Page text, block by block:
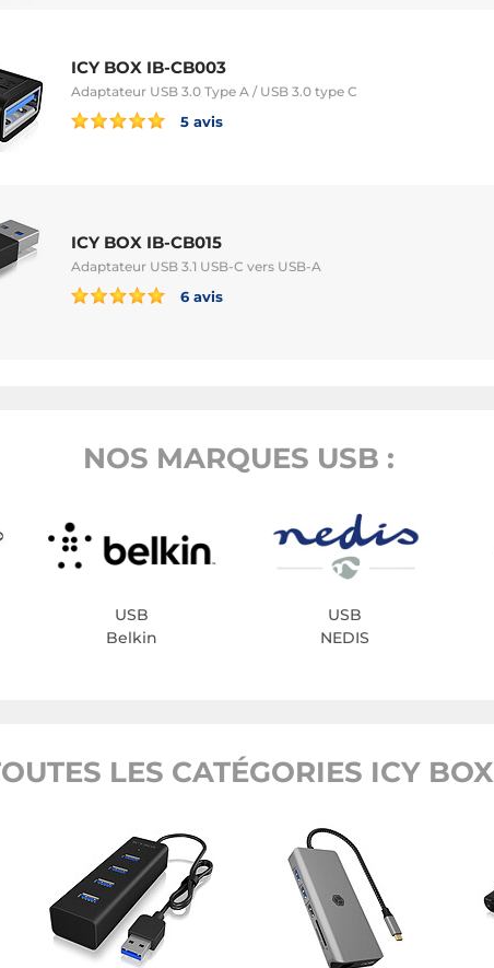
ICY BOX IB-CB003
Adaptateur USB 3.0 Type A / USB 3.0 type C
5 avis
ICY BOX IB-CB015
Adaptateur USB 3.1 USB-C vers USB-A
6 avis
NOS MARQUES USB :
USB
Belkin
USB
NEDIS
LES CATÉGORIES ICY BOX